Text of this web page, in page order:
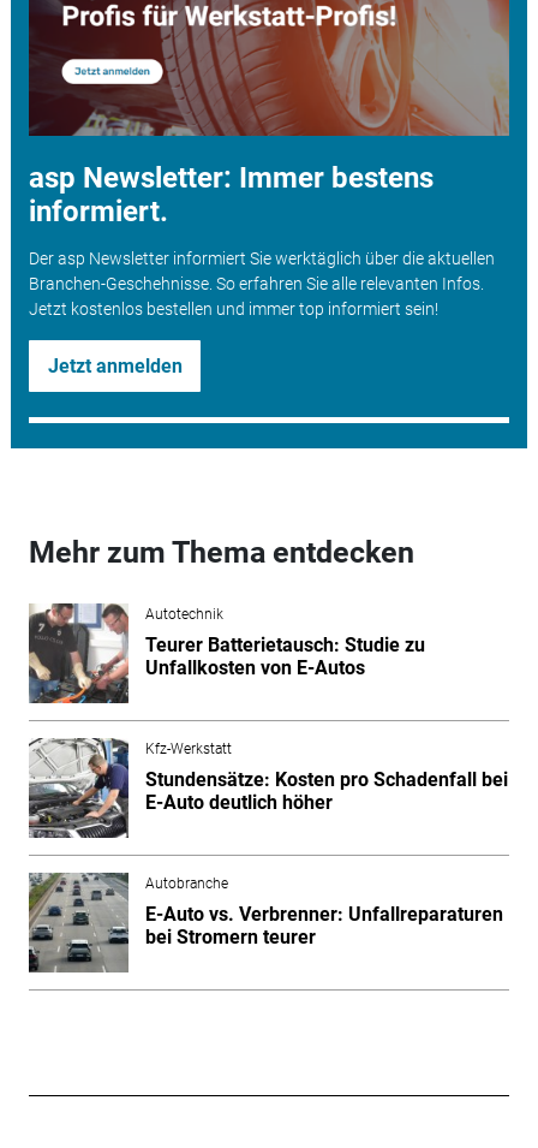
asp Newsletter: Immer bestens
informiert.
Der asp Newsletter informiert Sie werktäglich über die aktuellen
Branchen-Geschehnisse. So erfahren Sie alle relevanten Infos.
Jetzt kostenlos bestellen und immer top informiert sein!
Jetzt anmelden
Mehr zum Thema entdecken
Autotechnik
Teurer Batterietausch: Studie zu
Unfallkosten von E-Autos
Kfz-Werkstatt
Stundensätze: Kosten pro Schadenfall bei
E-Auto deutlich höher
Autobranche
E-Auto vs. Verbrenner: Unfallreparaturen
bei Stromern teurer